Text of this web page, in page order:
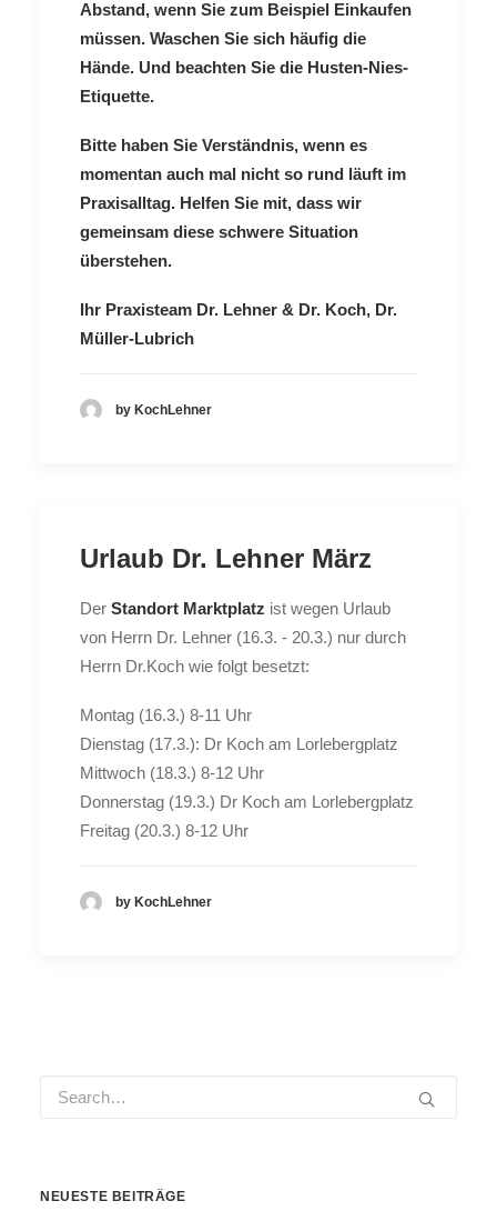
Abstand, wenn Sie zum Beispiel Einkaufen
müssen. Waschen Sie sich häufig die
Hände. Und beachten Sie die Husten-Nies-
Etiquette.
Bitte haben Sie Verständnis, wenn es
momentan auch mal nicht so rund läuft im
Praxisalltag. Helfen Sie mit, dass wir
gemeinsam diese schwere Situation
überstehen.
Ihr Praxisteam Dr. Lehner & Dr. Koch, Dr.
Müller-Lubrich
by KochLehner
Urlaub Dr. Lehner März
Der Standort Marktplatz ist wegen Urlaub
von Herrn Dr. Lehner (16.3. - 20.3.) nur durch
Herrn Dr.Koch wie folgt besetzt:
Montag (16.3.) 8-11 Uhr
Dienstag (17.3.): Dr Koch am Lorlebergplatz
Mittwoch (18.3.) 8-12 Uhr
Donnerstag (19.3.) Dr Koch am Lorlebergplatz
Freitag (20.3.) 8-12 Uhr
by KochLehner
NEUESTE BEITRÄGE